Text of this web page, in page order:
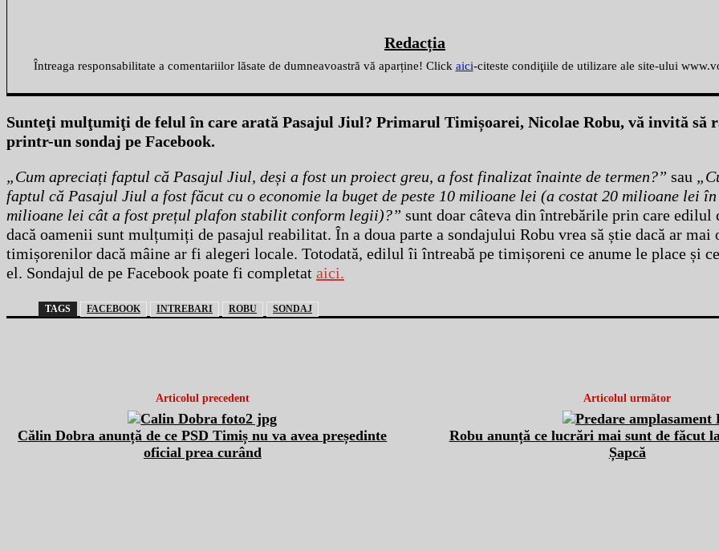
Redacția
Întreaga responsabilitate a comentariilor lăsate de dumneavoastră vă aparține! Click aici-citeste condiţiile de utilizare ale site-ului
Sunteţi mulţumiţi de felul în care arată Pasajul Jiul? Primarul Timișoarei, Nicolae Robu, vă invită să
printr-un sondaj pe Facebook.
„Cum apreciați faptul că Pasajul Jiul, deși a fost un proiect greu, a fost finalizat înainte de termen?” sau
faptul că Pasajul Jiul a fost făcut cu o economie la buget de peste 10 milioane lei (a costat 20 milioane lei
milioane lei cât a fost prețul plafon stabilit conform legii)?” sunt doar câteva din întrebările prin care edilul
dacă oamenii sunt mulțumiți de pasajul reabilitat. În a doua parte a sondajului Robu vrea să știe dacă ar
timișorenilor dacă mâine ar fi alegeri locale. Totodată, edilul îi întreabă pe timișoreni ce anume le place și
el. Sondajul de pe Facebook poate fi completat aici.
TAGS FACEBOOK INTREBARI ROBU SONDAJ
Articolul precedent
Călin Dobra anunță de ce PSD Timiș nu va avea președinte
oficial prea curând
Articolul următor
Robu anunță ce lucrări mai sunt de făcut
Șapcă